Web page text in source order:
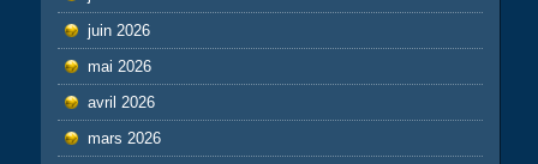
juin 2026
mai 2026
avril 2026
mars 2026